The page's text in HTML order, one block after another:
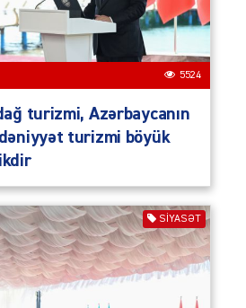
5524
turizmi, Azərbaycanın
turizmi böyük
SIYASƏT